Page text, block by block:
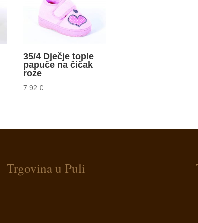
35/4 Dječje tople
papuče na čičak
roze
7.92€
Trgovina u Puli